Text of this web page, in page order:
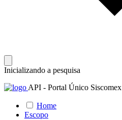
Inicializando a pesquisa
API - Portal Único Siscomex
Home
Escopo